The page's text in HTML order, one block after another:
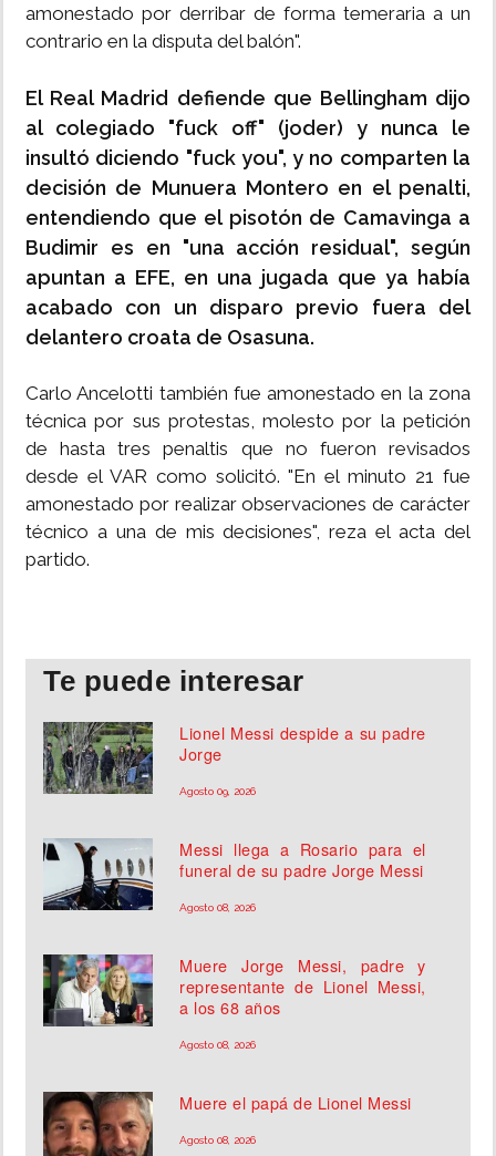
amonestado por derribar de forma temeraria a un
contrario en la disputa del balón".
El Real Madrid defiende que Bellingham dijo
al colegiado "fuck off" (joder) y nunca le
insultó diciendo "fuck you", y no comparten la
decisión de Munuera Montero en el penalti,
entendiendo que el pisotón de Camavinga a
Budimir es en "una acción residual", según
apuntan a EFE, en una jugada que ya había
acabado con un disparo previo fuera del
delantero croata de Osasuna.
Carlo Ancelotti también fue amonestado en la zona
técnica por sus protestas, molesto por la petición
de hasta tres penaltis que no fueron revisados
desde el VAR como solicitó. "En el minuto 21 fue
amonestado por realizar observaciones de carácter
técnico a una de mis decisiones", reza el acta del
partido.
Te puede interesar
Lionel Messi despide a su padre
Jorge
Agosto 09, 2026
Messi llega a Rosario para el
funeral de su padre Jorge Messi
Agosto 08, 2026
Muere Jorge Messi, padre y
representante de Lionel Messi,
a los 68 años
Agosto 08, 2026
Muere el papá de Lionel Messi
Agosto 08, 2026